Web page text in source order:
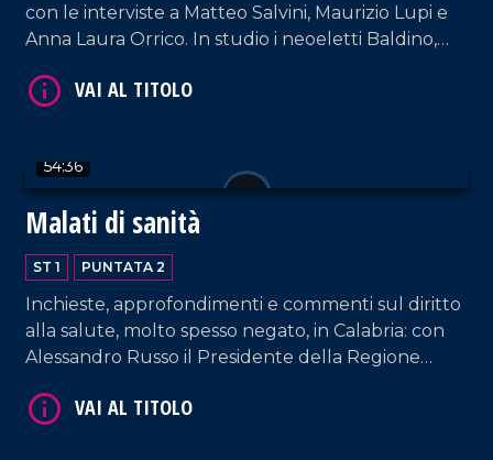
con le interviste a Matteo Salvini, Maurizio Lupi e
Anna Laura Orrico. In studio i neoeletti Baldino,
54:36
Malati di sanità
ST 1 PUNTATA 2
Inchieste, approfondimenti e commenti sul diritto
alla salute, molto spesso negato, in Calabria: con
Alessandro Russo il Presidente della Regione